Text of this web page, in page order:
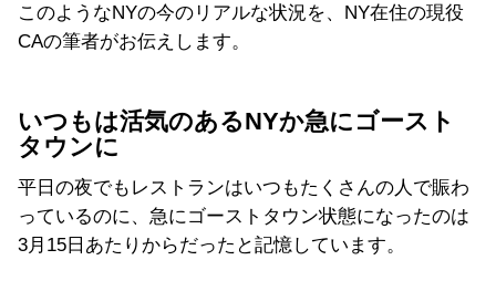
このようなNYの今のリアルな状況を、NY在住の現役
CAの筆者がお伝えします。
いつもは活気のあるNYか急にゴースト
タウンに
平日の夜でもレストランはいつもたくさんの人で賑わ
っているのに、急にゴーストタウン状態になったのは
3月15日あたりからだったと記憶しています。